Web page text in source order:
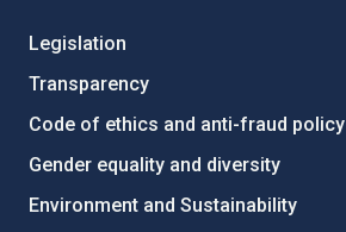
Legislation
Transparency
Code of ethics and anti-fraud policy
Gender equality and diversity
Environment and Sustainability